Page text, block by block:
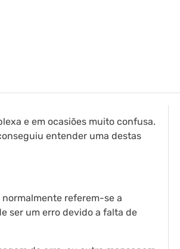
e em ocasiões muito confusa.
entender uma destas
referem-se a
ser um erro devido a falta de